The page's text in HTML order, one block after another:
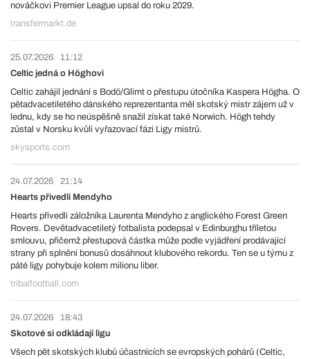
nováčkovi Premier League upsal do roku 2029.
transfermarkt.de
25.07.2026
11:12
Celtic jedná o Höghovi
Celtic zahájil jednání s Bodö/Glimt o přestupu útočníka Kaspera Högha. O
pětadvacetiletého dánského reprezentanta měl skotský mistr zájem už v
lednu, kdy se ho neúspěšně snažil získat také Norwich. Högh tehdy
zůstal v Norsku kvůli vyřazovací fázi Ligy mistrů.
skysports.com
24.07.2026
21:14
Hearts přivedli Mendyho
Hearts přivedli záložníka Laurenta Mendyho z anglického Forest Green
Rovers. Devětadvacetiletý fotbalista podepsal v Edinburghu tříletou
smlouvu, přičemž přestupová částka může podle vyjádření prodávající
strany při splnění bonusů dosáhnout klubového rekordu. Ten se u týmu z
páté ligy pohybuje kolem milionu liber.
tribalfootball.com
24.07.2026
18:43
Skotové si odkládají ligu
Všech pět skotských klubů účastnících se evropských pohárů (Celtic,